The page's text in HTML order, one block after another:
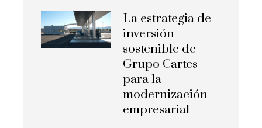
La estrategia de
inversión
sostenible de
Grupo Cartes
para la
modernización
empresarial